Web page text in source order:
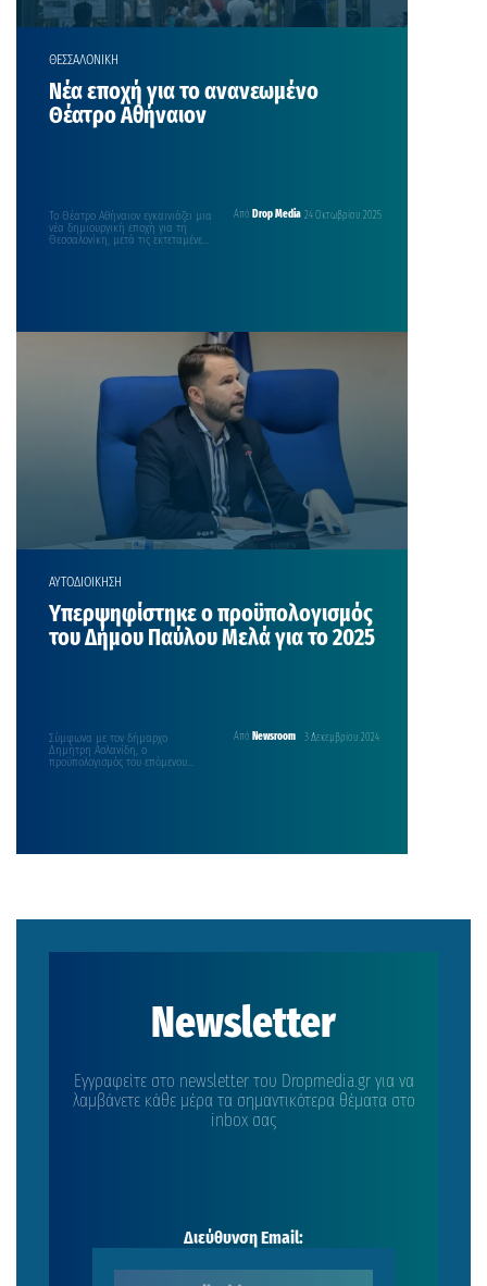
ΘΕΣΣΑΛΟΝΙΚΗ
Νέα εποχή για το ανανεωμένο
Θέατρο Αθήναιον
Από Drop Media 24 Οκτωβρίου 2025
Το Θέατρο Αθήναιον εγκαινιάζει μια
νέα δημιουργική εποχή για τη
Θεσσαλονίκη, μετά τις εκτεταμένες
ΑΥΤΟΔΙΟΙΚΗΣΗ
Υπερψηφίστηκε ο προϋπολογισμός
του Δήμου Παύλου Μελά για το 2025
Από Newsroom 3 Δεκεμβρίου 2024
Σύμφωνα με τον δήμαρχο
Δημήτρη Ασλανίδη, ο
προϋπολογισμός του επόμενου
Newsletter
Εγγραφείτε στο newsletter του Dropmedia.gr για να
λαμβάνετε κάθε μέρα τα σημαντικότερα θέματα στο
inbox σας
Διεύθυνση Email: